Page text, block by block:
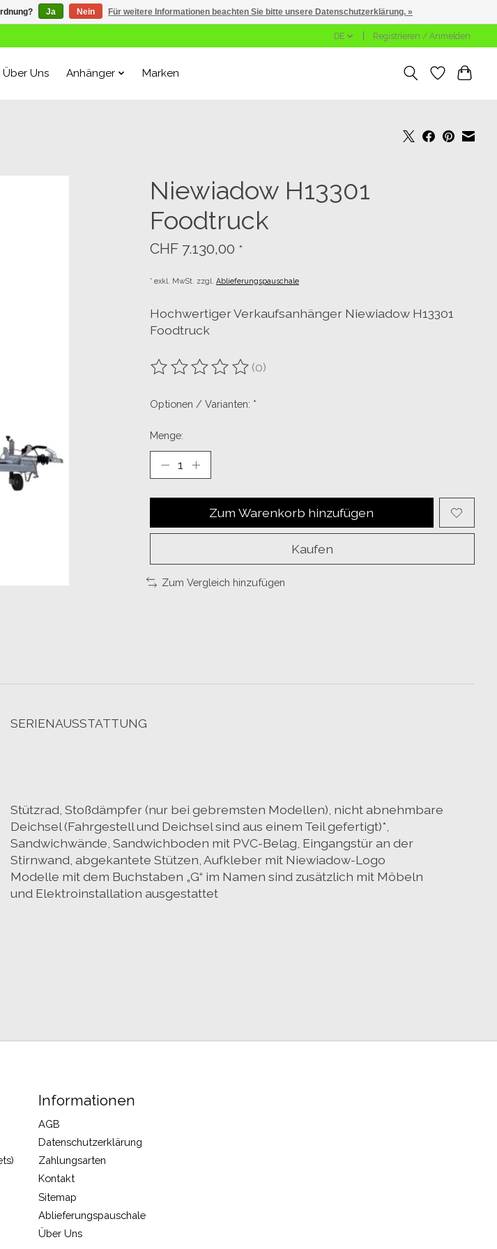
DE Registrieren / Anmelden
Über Uns Anhänger Marken
Niewiadow H13301
Foodtruck
CHF 7.130,00 *
* exkl. MwSt. zzgl. Ablieferungspauschale
Hochwertiger Verkaufsanhänger Niewiadow H13301
Foodtruck
Die Bewertung dieses Produkts ist
(0)
Optionen / Varianten: *
Menge:
Zum Warenkorb hinzufügen
Kaufen
Zum Vergleich hinzufügen
SERIENAUSSTATTUNG
Stützrad, Stoßdämpfer (nur bei gebremsten Modellen), nicht abnehmbare
Deichsel (Fahrgestell und Deichsel sind aus einem Teil gefertigt)*,
Sandwichwände, Sandwichboden mit PVC-Belag, Eingangstür an der
Stirnwand, abgekantete Stützen, Aufkleber mit Niewiadow-Logo
Modelle mit dem Buchstaben „G“ im Namen sind zusätzlich mit Möbeln
und Elektroinstallation ausgestattet
Informationen
AGB
Datenschutzerklärung
Zahlungsarten
Kontakt
Sitemap
Ablieferungspauschale
Über Uns
Ja Nein Für weitere Informationen beachten Sie bitte unsere Datenschutzerklärung. »